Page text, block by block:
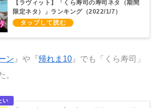
【ラヴィット】「くら寿司の寿司ネタ（期間
限定ネタ）」ランキング（2022/1/7）
ン 』や『帰れま10 』でも「くら寿司」
。